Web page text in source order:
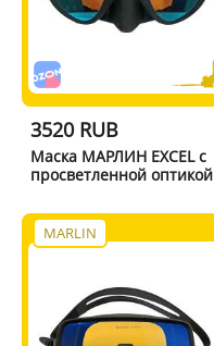
3520 RUB
Маска МАРЛИН EXCEL с
просветленной оптикой
MARLIN